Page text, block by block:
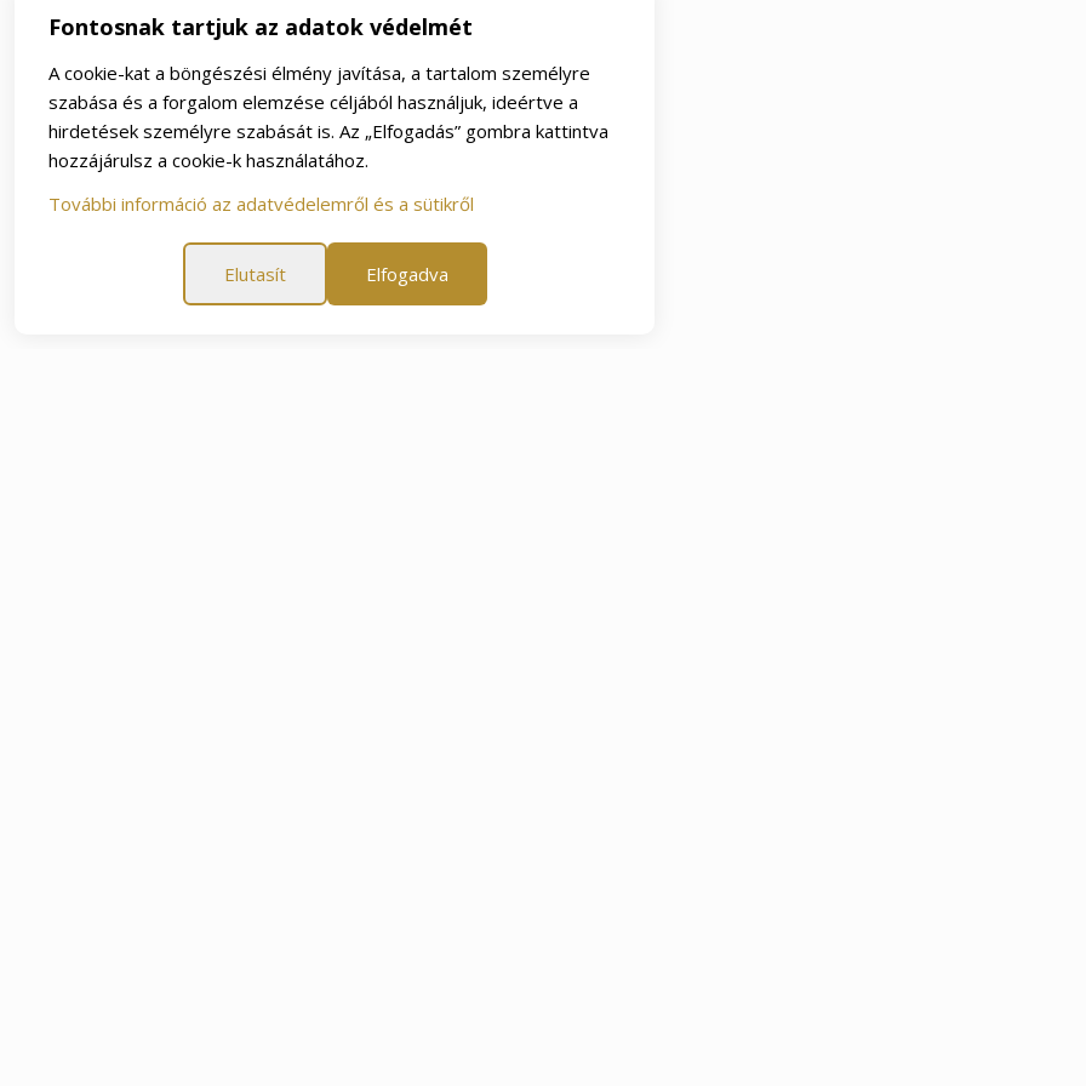
Fontosnak tartjuk az adatok védelmét
A cookie-kat a böngészési élmény javítása, a tartalom személyre
szabása és a forgalom elemzése céljából használjuk, ideértve a
hirdetések személyre szabását is. Az „Elfogadás” gombra kattintva
hozzájárulsz a cookie-k használatához.
További információ az adatvédelemről és a sütikről
Elutasít Elfogadva